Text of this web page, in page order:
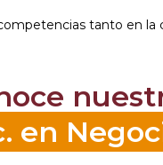
tanto en
en